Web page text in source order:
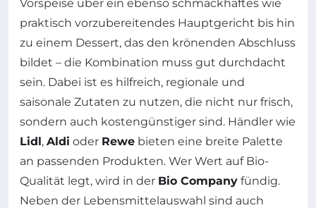
Vorspeise über ein ebenso schmackhaftes wie
praktisch vorzubereitendes Hauptgericht bis hin
zu einem Dessert, das den krönenden Abschluss
bildet – die Kombination muss gut durchdacht
sein. Dabei ist es hilfreich, regionale und
saisonale Zutaten zu nutzen, die nicht nur frisch,
sondern auch kostengünstiger sind. Händler wie
Lidl, Aldi oder Rewe bieten eine breite Palette
an passenden Produkten. Wer Wert auf Bio-
Qualität legt, wird in der Bio Company fündig.
Neben der Lebensmittelauswahl sind auch